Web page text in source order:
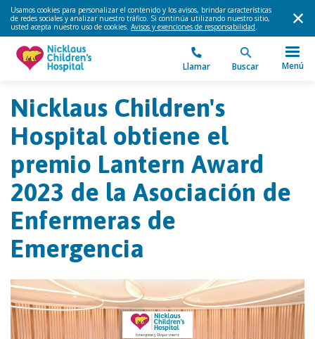
Usamos cookies para personalizar el contenido y los avisos, brindar características
de redes sociales y analizar nuestro tráfico. Si continúa utilizando nuestro sitio,
usted acepta nuestro uso de cookies. Avisos y exenciones de responsabilidad.
Llamar Buscar Menú
Nicklaus Children's
Hospital obtiene el
premio Lantern Award
2023 de la Asociación de
Enfermeras de
Emergencia